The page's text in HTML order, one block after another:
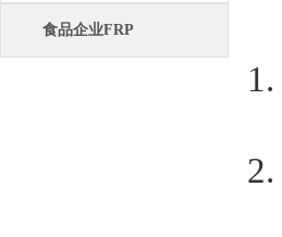
食品企业FRP